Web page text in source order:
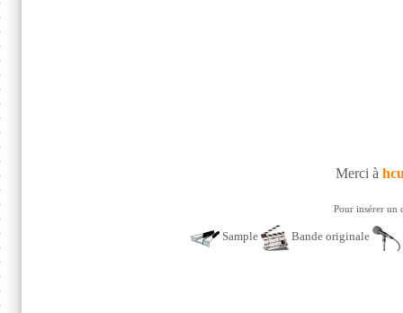
Merci à
Pour insérer un
Sample Bande originale